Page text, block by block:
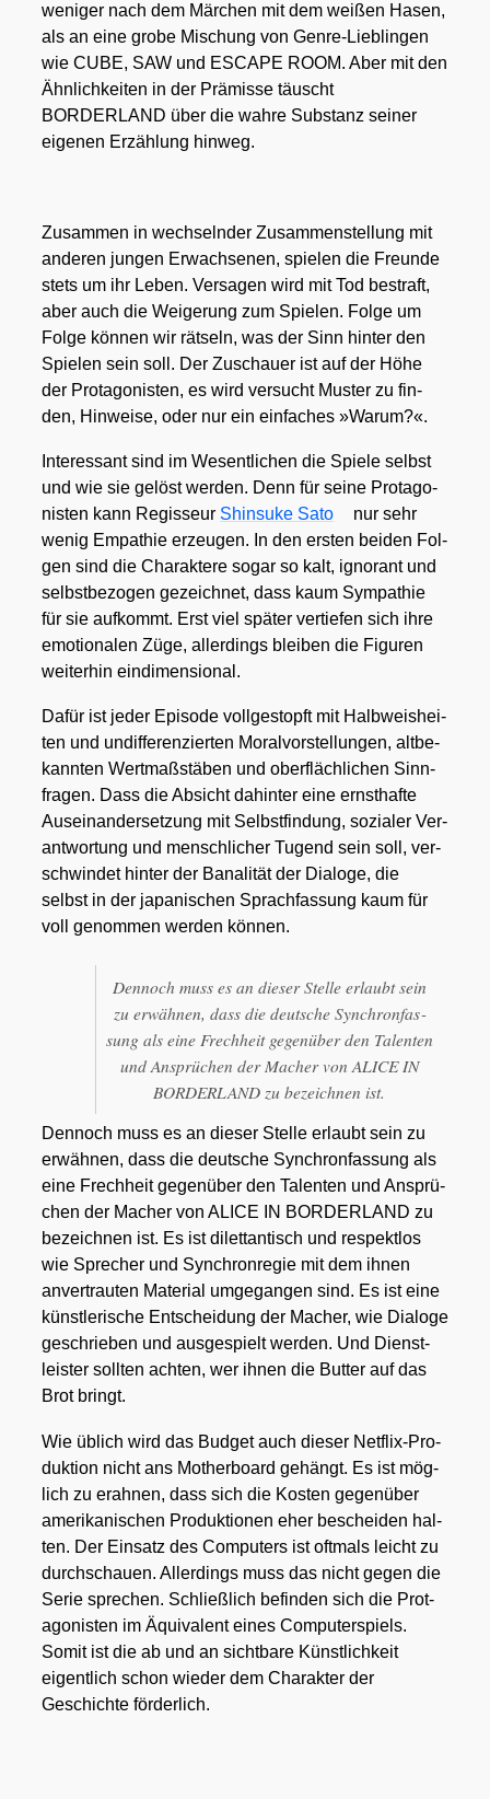
weni­ger nach dem Mär­chen mit dem wei­ßen Hasen,
als an eine gro­be Mischung von Gen­re-Lieb­lin­gen
wie CUBE, SAW und ESCAPE ROOM. Aber mit den
Ähn­lich­kei­ten in der Prä­mis­se täuscht
BORDERLAND über die wah­re Sub­stanz sei­ner
eige­nen Erzäh­lung hin­weg.
Zusam­men in wech­seln­der Zusam­men­stel­lung mit
ande­ren jun­gen Erwach­se­nen, spie­len die Freun­de
stets um ihr Leben. Ver­sa­gen wird mit Tod bestraft,
aber auch die Wei­ge­rung zum Spie­len. Fol­ge um
Fol­ge kön­nen wir rät­seln, was der Sinn hin­ter den
Spie­len sein soll. Der Zuschau­er ist auf der Höhe
der Prot­ago­nis­ten, es wird ver­sucht Mus­ter zu fin­
den, Hin­wei­se, oder nur ein ein­fa­ches »War­um?«.
Inter­es­sant sind im Wesent­li­chen die Spie­le selbst
und wie sie gelöst wer­den. Denn für sei­ne Prot­ago­
nis­ten kann Regis­seur Shin­suke Sato
nur sehr
wenig Empa­thie erzeu­gen. In den ers­ten bei­den Fol­
gen sind die Cha­rak­te­re sogar so kalt, igno­rant und
selbst­be­zo­gen gezeich­net, dass kaum Sym­pa­thie
für sie auf­kommt. Erst viel spä­ter ver­tie­fen sich ihre
emo­tio­na­len Züge, aller­dings blei­ben die Figu­ren
wei­ter­hin ein­di­men­sio­nal.
Dafür ist jeder Epi­so­de voll­ge­stopft mit Halb­weis­hei­
ten und undif­fe­ren­zier­ten Moral­vor­stel­lun­gen, alt­be­
kann­ten Wert­maß­stä­ben und ober­fläch­li­chen Sinn­
fra­gen. Dass die Absicht dahin­ter eine ernst­haf­te
Aus­ein­an­der­set­zung mit Selbst­fin­dung, sozia­ler Ver­
ant­wor­tung und mensch­li­cher Tugend sein soll, ver­
schwin­det hin­ter der Bana­li­tät der Dia­lo­ge, die
selbst in der japa­ni­schen Sprach­fas­sung kaum für
voll genom­men wer­den kön­nen.
Den­noch muss es an die­ser Stel­le erlaubt sein
zu erwäh­nen, dass die deut­sche Syn­chron­fas­
sung als eine Frech­heit gegen­über den Talen­ten
und Ansprü­chen der Macher von ALICE IN
BORDERLAND zu bezeich­nen ist.
Den­noch muss es an die­ser Stel­le erlaubt sein zu
erwäh­nen, dass die deut­sche Syn­chron­fas­sung als
eine Frech­heit gegen­über den Talen­ten und Ansprü­
chen der Macher von ALICE IN BORDERLAND zu
bezeich­nen ist. Es ist dilet­tan­tisch und respekt­los
wie Spre­cher und Syn­chron­re­gie mit dem ihnen
anver­trau­ten Mate­ri­al umge­gan­gen sind. Es ist eine
künst­le­ri­sche Ent­schei­dung der Macher, wie Dia­lo­ge
geschrie­ben und aus­ge­spielt wer­den. Und Dienst­
leis­ter soll­ten ach­ten, wer ihnen die But­ter auf das
Brot bringt.
Wie üblich wird das Bud­get auch die­ser Net­flix-Pro­
duk­ti­on nicht ans Mother­board gehängt. Es ist mög­
lich zu erah­nen, dass sich die Kos­ten gegen­über
ame­ri­ka­ni­schen Pro­duk­tio­nen eher beschei­den hal­
ten. Der Ein­satz des Com­pu­ters ist oft­mals leicht zu
durch­schau­en. Aller­dings muss das nicht gegen die
Serie spre­chen. Schließ­lich befin­den sich die Prot­
ago­nis­ten im Äqui­va­lent eines Com­pu­ter­spiels.
Somit ist die ab und an sicht­ba­re Künst­lich­keit
eigent­lich schon wie­der dem Cha­rak­ter der
Geschich­te för­der­lich.